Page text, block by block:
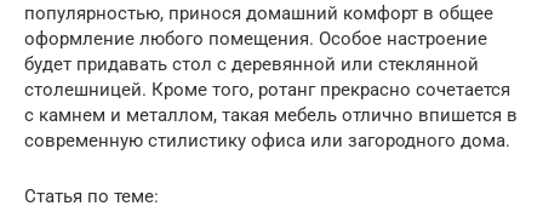
популярностью, принося домашний комфорт в общее
оформление любого помещения. Особое настроение
будет придавать стол с деревянной или стеклянной
столешницей. Кроме того, ротанг прекрасно сочетается
с камнем и металлом, такая мебель отлично впишется в
современную стилистику офиса или загородного дома.
Статья по теме: